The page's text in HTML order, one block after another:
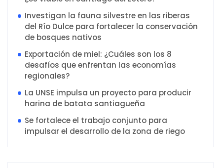
Investigan la fauna silvestre en las riberas
del Río Dulce para fortalecer la conservación
de bosques nativos
Exportación de miel: ¿Cuáles son los 8
desafíos que enfrentan las economías
regionales?
La UNSE impulsa un proyecto para producir
harina de batata santiagueña
Se fortalece el trabajo conjunto para
impulsar el desarrollo de la zona de riego